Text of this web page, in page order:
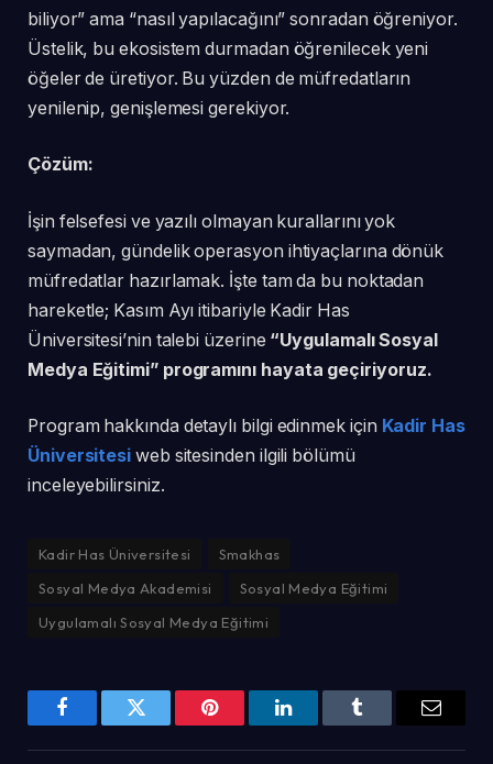
biliyor” ama “nasıl yapılacağını” sonradan öğreniyor.
Üstelik, bu ekosistem durmadan öğrenilecek yeni
öğeler de üretiyor. Bu yüzden de müfredatların
yenilenip, genişlemesi gerekiyor.
Çözüm:
İşin felsefesi ve yazılı olmayan kurallarını yok
saymadan, gündelik operasyon ihtiyaçlarına dönük
müfredatlar hazırlamak. İşte tam da bu noktadan
hareketle; Kasım Ayı itibariyle Kadir Has
Üniversitesi’nin talebi üzerine “Uygulamalı Sosyal
Medya Eğitimi” programını hayata geçiriyoruz.
Program hakkında detaylı bilgi edinmek için Kadir Has
Üniversitesi web sitesinden ilgili bölümü
inceleyebilirsiniz.
Kadir Has Üniversitesi
Smakhas
Sosyal Medya Akademisi
Sosyal Medya Eğitimi
Uygulamalı Sosyal Medya Eğitimi
FacebookTwitter Pinterest LinkedInTumblr Email